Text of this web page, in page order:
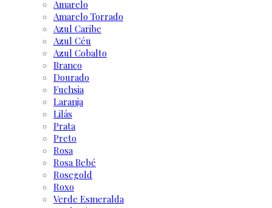
Amarelo
Amarelo Torrado
Azul Caribe
Azul Céu
Azul Cobalto
Branco
Dourado
Fuchsia
Laranja
Lilás
Prata
Preto
Rosa
Rosa Bebé
Rosegold
Roxo
Verde Esmeralda